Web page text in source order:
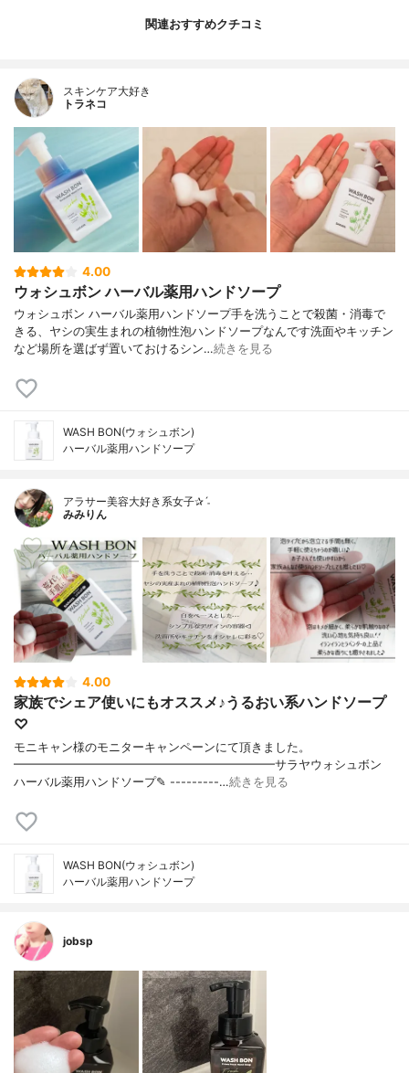
関連おすすめクチコミ
スキンケア大好き
トラネコ
4.00
ウォシュボン ハーバル薬用ハンドソープ
ウォシュボン ハーバル薬用ハンドソープ手を洗うことで殺菌・消毒で
きる、ヤシの実生まれの植物性泡ハンドソープなんです洗面やキッチン
など場所を選ばず置いておけるシン…続きを見る
WASH BON(ウォシュボン)
ハーバル薬用ハンドソープ
アラサー美容大好き系女子✰ˊ˗
みみりん
4.00
家族でシェア使いにもオススメ♪うるおい系ハンドソープ
♡
モニキャン様のモニターキャンペーンにて頂きました。
━━━━━━━━━━━━━━━━━━━━━━サラヤウォシュボン
ハーバル薬用ハンドソープ✎ ---------…続きを見る
WASH BON(ウォシュボン)
ハーバル薬用ハンドソープ
jobsp